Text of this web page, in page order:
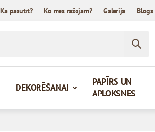
Kā pasūtīt? Ko mēs ražojam? Galerija Blogs
DEKORĒŠANAI
PAPĪRS UN
APLOKSNES